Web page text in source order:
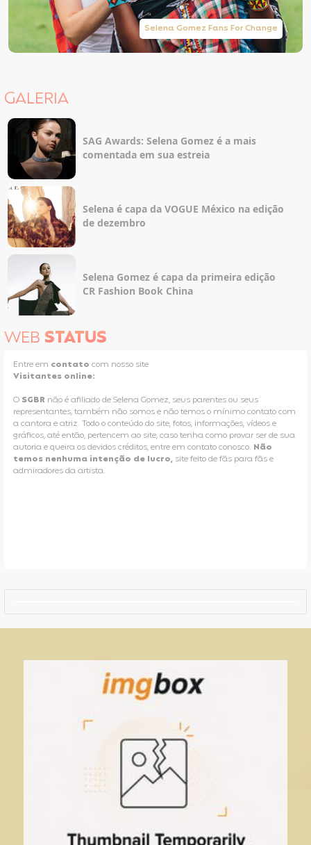
Selena Gomez Fans For Change
GALERIA
SAG Awards: Selena Gomez é a mais
comentada em sua estreia
Selena é capa da VOGUE México na edição
de dezembro
Selena Gomez é capa da primeira edição
CR Fashion Book China
WEB STATUS
Entre em contato com nosso site
Visitantes online:
O SGBR não é afiliado de Selena Gomez, seus parentes ou seus
representantes, também não somos e não temos o mínimo contato com
a cantora e atriz. Todo o conteúdo do site, fotos, informações, vídeos e
gráficos, até então, pertencem ao site, caso tenha como provar ser de sua
autoria e queira os devidos créditos, entre em contato conosco. Não
temos nenhuma intenção de lucro, site feito de fãs para fãs e
admiradores da artista.